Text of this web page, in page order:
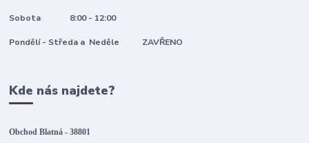
Sobota 8:00 - 12:00
Pondělí - Středa a Neděle ZAVŘENO
Kde nás najdete?
Obchod Blatná - 38801